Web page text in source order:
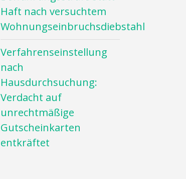
Haft nach versuchtem
Wohnungseinbruchsdiebstahl
Verfahrenseinstellung
nach
Hausdurchsuchung:
Verdacht auf
unrechtmäßige
Gutscheinkarten
entkräftet